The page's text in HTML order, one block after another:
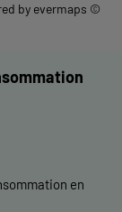
by evermaps ©
en